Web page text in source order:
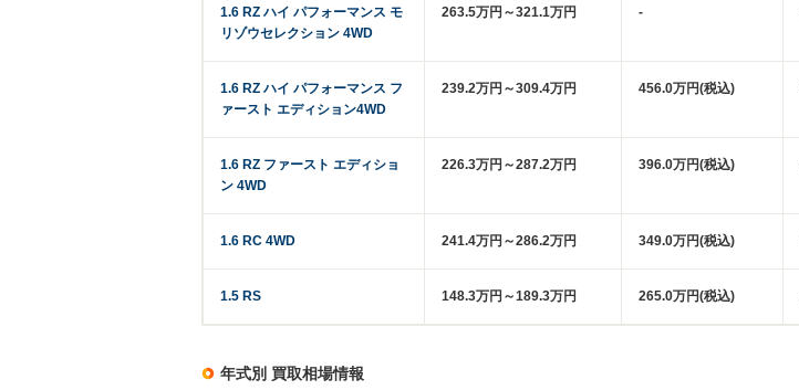
1.6 RZ ハイ パフォーマンス モ
リゾウセレクション 4WD
263.5万円～321.1万円 -
1.6 RZ ハイ パフォーマンス フ
ァースト エディション4WD
239.2万円～309.4万円 456.0万円(税込)
1.6 RZ ファースト エディショ
ン 4WD
226.3万円～287.2万円 396.0万円(税込)
1.6 RC 4WD 241.4万円～286.2万円 349.0万円(税込)
1.5 RS 148.3万円～189.3万円 265.0万円(税込)
年式別 買取相場情報